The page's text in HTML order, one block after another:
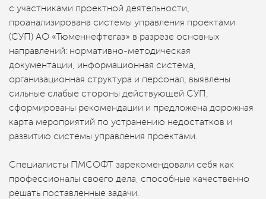
с участниками проектной деятельности,
проанализирована системы управления проектами
(СУП) АО «Тюменнефтегаз» в разрезе основных
направлений: нормативно-методическая
документации, информационная система,
организационная структура и персонал, выявлены
сильные слабые стороны действующей СУП,
сформированы рекомендации и предложена дорожная
карта мероприятий по устранению недостатков и
развитию системы управления проектами.
Специалисты ПМСОФТ зарекомендовали себя как
профессионалы своего дела, способные качественно
решать поставленные задачи.